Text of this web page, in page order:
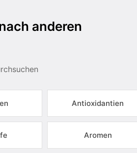
anderen
Antioxidantien
Aromen